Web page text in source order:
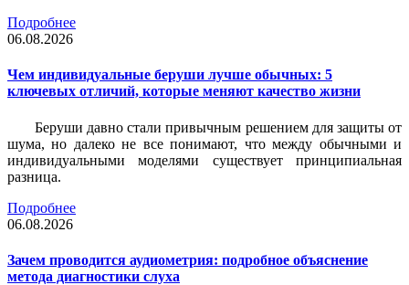
Подробнее
06.08.2026
Чем индивидуальные беруши лучше обычных: 5
ключевых отличий, которые меняют качество жизни
Беруши давно стали привычным решением для защиты от
шума, но далеко не все понимают, что между обычными и
индивидуальными моделями существует принципиальная
разница.
Подробнее
06.08.2026
Зачем проводится аудиометрия: подробное объяснение
метода диагностики слуха